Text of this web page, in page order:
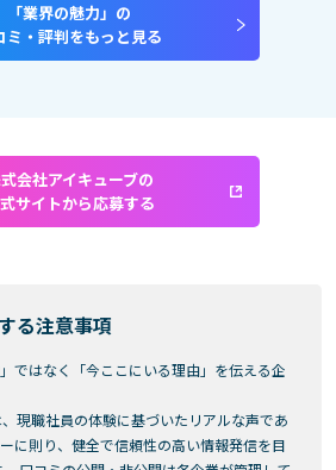
「業界の魅力」の
ミ・評判をもっと見る
会社アイキューブの
サイトから応募する
る注意事項
ではなく「今ここにいる理由」を伝える企
現職社員の体験に基づいたリアルな声であ
に則り、健全で信頼性の高い情報発信を目